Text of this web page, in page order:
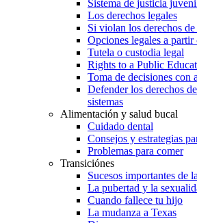
Sistema de justicia
Los derechos legales
Si violan los derechos
Opciones legales a partir
Tutela o custodia legal
Rights to a Public
Toma de decisiones con
Defender los derechos
sistemas
Alimentación y salud bucal
Cuidado dental
Consejos y estrategias
Problemas para comer
Transiciónes
Sucesos importantes de
La pubertad y la
Cuando fallece tu hijo
La mudanza a Texas